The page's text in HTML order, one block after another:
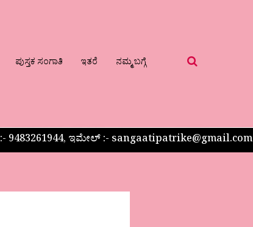
ಪುಸ್ತಕ ಸಂಗಾತಿ ಇತರೆ ನಮ್ಮ ಬಗ್ಗೆ
9483261944, ಇಮೇಲ್ :- sangaatipatrike@gmail.com